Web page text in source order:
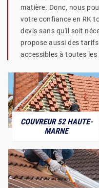
matière. Donc, nous
votre confiance en RK
devis sans qu'il soit
propose aussi des
accessibles à toutes les
COUVREUR 52 HAUTE-
MARNE